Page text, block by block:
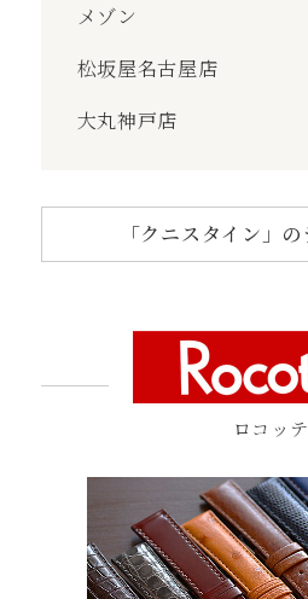
メゾン
松坂屋名古屋店
大丸神戸店
「クニスタイン」
ロコッテ